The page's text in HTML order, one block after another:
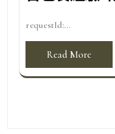
requestId:...
Read More